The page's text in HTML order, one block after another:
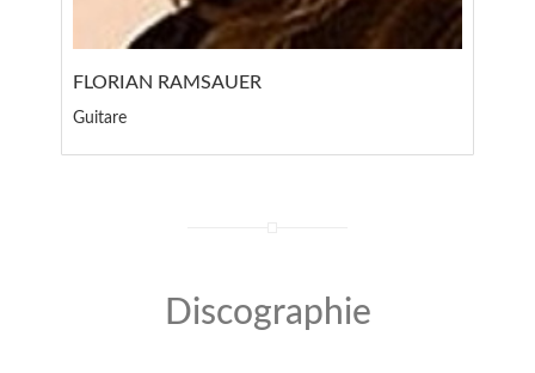
FLORIAN RAMSAUER
Guitare
Discographie